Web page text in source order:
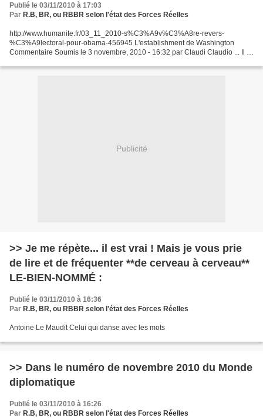
Publié le 03/11/2010 à 17:03
Par R.B, BR, ou RBBR selon l'état des Forces Réelles
http://www.humanite.fr/03_11_2010-s%C3%A9v%C3%A8re-revers-
%C3%A9lectoral-pour-obama-456945 L'establishment de Washington
Commentaire Soumis le 3 novembre, 2010 - 16:32 par Claudi Claudio ... Il a
Publicité
>> Je me répète... il est vrai ! Mais je vous prie
de lire et de fréquenter **de cerveau à cerveau**
LE-BIEN-NOMMÉ :
Publié le 03/11/2010 à 16:36
Par R.B, BR, ou RBBR selon l'état des Forces Réelles
Antoine Le Maudit Celui qui danse avec les mots
>> Dans le numéro de novembre 2010 du Monde
diplomatique
Publié le 03/11/2010 à 16:26
Par R.B, BR, ou RBBR selon l'état des Forces Réelles